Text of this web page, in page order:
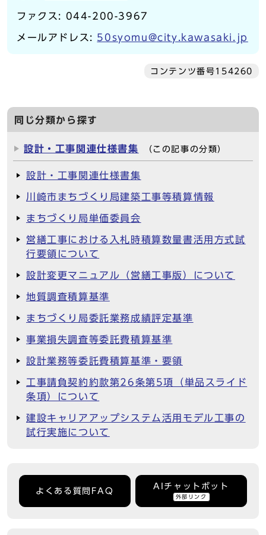
ファクス: 044-200-3967
メールアドレス: 50syomu@city.kawasaki.jp
コンテンツ番号154260
同じ分類から探す
設計・工事関連仕様書集 （この記事の分類）
設計・工事関連仕様書集
川崎市まちづくり局建築工事等積算情報
まちづくり局単価委員会
営繕工事における入札時積算数量書活用方式試
行要領について
設計変更マニュアル（営繕工事版）について
地質調査積算基準
まちづくり局委託業務成績評定基準
事業損失調査等委託費積算基準
設計業務等委託費積算基準・要領
工事請負契約約款第26条第5項（単品スライド
条項）について
建設キャリアアップシステム活用モデル工事の
試行実施について
よくある質問FAQ
AIチャットボット
外部リンク